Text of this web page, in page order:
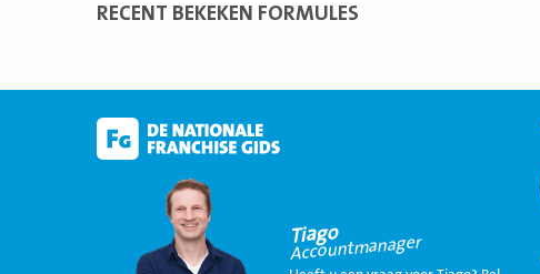
RECENT BEKEKEN FORMULES
Tiago
Accountmanager